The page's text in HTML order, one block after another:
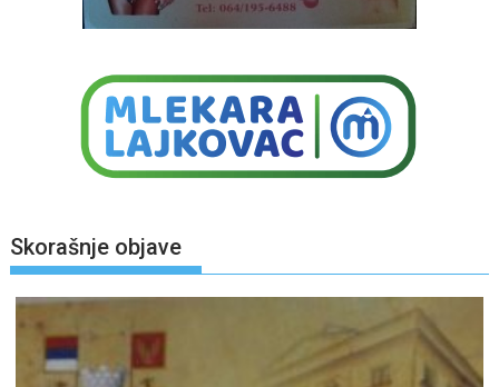
Skorašnje objave